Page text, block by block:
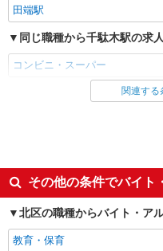
田端駅
同じ職種から千駄木駅の求
コンビニ・スーパー
同じ雇用形態から千駄木駅
未経験歓迎
週2～3日勤務OK
扶養内勤務OK
交通費支給
関連する
その他の条件でバイト
北区の職種からバイト・ア
教育・保育